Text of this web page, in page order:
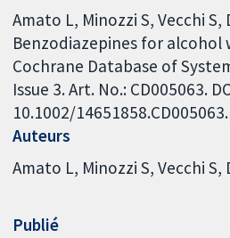
Amato L, Minozzi S, Vecchi S,
Benzodiazepines for alcohol
Cochrane Database of
Issue 3. Art. No.: CD005063.
10.1002/
Auteurs
Amato L Minozzi S Vecchi S
Publié